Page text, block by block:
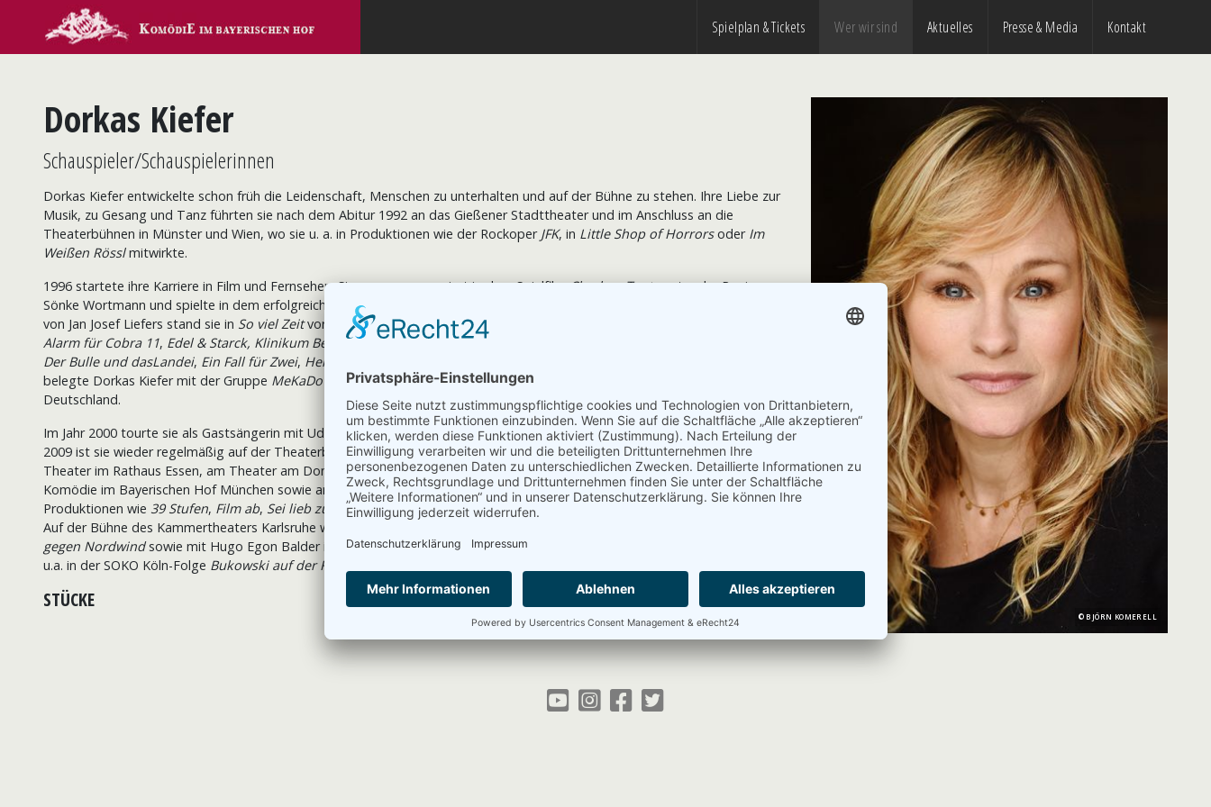
Spielplan & Tickets Wer wir sind Aktuelles Presse & Media Kontakt
Dorkas Kiefer
Schauspieler/Schauspielerinnen
Dorkas Kiefer entwickelte schon früh die Leidenschaft, Menschen zu unterhalten und auf der Bühne zu stehen. Ihre Liebe zur
Musik, zu Gesang und Tanz führten sie nach dem Abitur 1992 an das Gießener Stadttheater und im Anschluss an die
Theaterbühnen in Münster und Wien, wo sie u. a. in Produktionen wie der Rockoper JFK, in Little Shop of Horrorsoder Im
Weißen Rösslmitwirkte.
1996 startete ihre Karriere in Film und Fernsehen. Sie war u. a. engagiert in dem SpielfilmCharleys Tanteunter der Regie von
Sönke Wortmann und spielte in dem erfolgreichen Kinofilm
von Jan Josef Liefers stand sie in So viel Zeitvor der Kamera. Außerdem wirkte Dorkas Kiefer in zahlreichen Serien mit: z. B. in
Alarm für Cobra 11, Edel & Starck, Klinikum Berlin Mitte,SOKO Leipzig, SOKO Wismar
Der Bulle und dasLandei, Ein Fall für Zwei, Heldt
belegte Dorkas Kiefer mit der Gruppe MeKaDo in Dublin beim internationalen Grand Prix de la Chanson den 3. Platz für
Deutschland.
Im Jahr 2000 tourte sie als Gastsängerin mit Udo Lindenberg und dem Babelsberger Filmorchester durch Deutschland. Seit
2009 ist sie wieder regelmäßig auf der Theaterbühne zu sehen. Sie spielte u. a. am Düsseldorfer Theater an der Kö, am
Theater im Rathaus Essen, am Theater am Dom Köln, am Contra-Kreis-Theater Bonn, an der Comödie Dresden, der
Komödie im Bayerischen Hof München sowie am Berliner Theater am Kurfürstendamm und wirkte in unterschiedlichen
Produktionen wie 39 Stufen, Film ab, Sei lieb zu meiner Frauoder der französischen Komödie Trennung für Feiglinge
mit.
Auf der Bühne des Kammertheaters Karlsruhe war sie über mehrere Spielzeiten hinweg an der Seite von Ralf Bauer in
gegen Nordwindsowie mit Hugo Egon Balder in der Wellness-KomödieAufgusszu erleben. Im Fernsehen war sie zuletzt
u.a. in der SOKO Köln-Folge Bukowski auf der Flucht
STÜCKE
BJÖRN KOMERELL